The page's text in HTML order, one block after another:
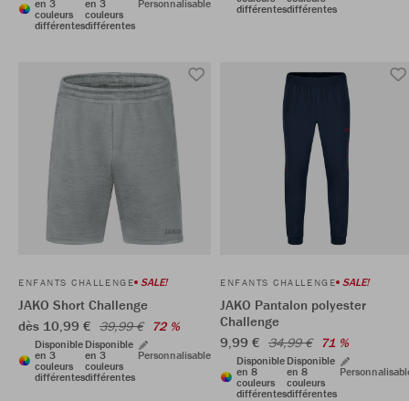
en 3
couleurs
différentes
en 3
couleurs
différentes
Personnalisable
différentesdifférentes
ENFANTS CHALLENGE SALE!
JAKO Short Challenge
dès 10,99 € 39,99 € 72 %
Disponible
en 3
couleurs
différentes
Disponible
en 3
couleurs
différentes
Personnalisable
ENFANTS CHALLENGE SALE!
JAKO Pantalon polyester
Challenge
9,99 € 34,99 € 71 %
Disponible
en 8
couleurs
différentes
Disponible
en 8
couleurs
différentes